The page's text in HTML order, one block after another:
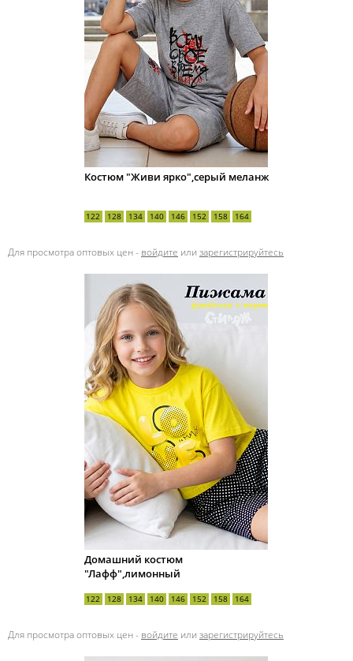
Костюм "Живи ярко",серый меланж
122 128 134 140 146 152 158 164
Для просмотра оптовых цен - войдите или зарегистрируйтесь
Домашний костюм
"Лафф",лимонный
122 128 134 140 146 152 158 164
Для просмотра оптовых цен - войдите или зарегистрируйтесь